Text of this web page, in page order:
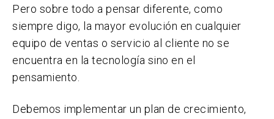
Pero sobre todo a pensar diferente, como
siempre digo, la mayor evolución en cualquier
equipo de ventas o servicio al cliente no se
encuentra en la tecnología sino en el
pensamiento.
Debemos implementar un plan de crecimiento,